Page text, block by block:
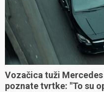
Vozačica tuži
poznate tvrtke: "To su